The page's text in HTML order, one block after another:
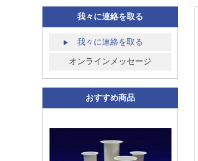
我々に連絡を取る
我々に連絡を取る
オンラインメッセージ
おすすめ商品